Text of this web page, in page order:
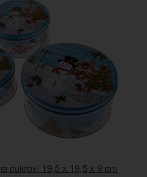
cukroví 19,5 x 19,5 x 9 cm